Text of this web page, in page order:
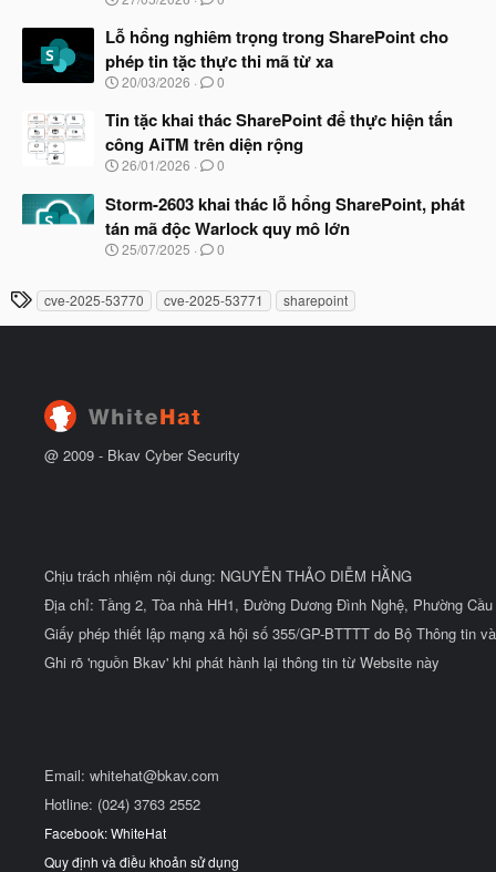
đ
ầ
u
à
b
ắ
đ
ầ
u
Lỗ hổng nghiêm trọng trong SharePoint cho
phép tin tặc thực thi mã từ xa
N
à
b
ắ
đ
ầ
u
20/03/2026 0
Tin tặc khai thác SharePoint để thực hiện tấn
công AiTM trên diện rộng
N
à
b
ắ
đ
ầ
u
26/01/2026 0
Storm-2603 khai thác lỗ hổng SharePoint, phát
tán mã độc Warlock quy mô lớn
N
y
u
25/07/2025 0
T
h
cve-2025-53770 cve-2025-53771 sharepoint
@ 2009 - Bkav Cyber Security
Chịu trách nhiệm nội dung: NGUYỄN THẢO DIỄM HẰNG
Địa chỉ: Tầng 2, Tòa nhà HH1, Đường Dương Đình Nghệ, Phường
Giấy phép thiết lập mạng xã hội số 355/GP-BTTTT do Bộ Thông tin
Ghi rõ 'nguồn Bkav' khi phát hành lại thông tin từ Website này
Email: whitehat@bkav.com
Hotline: (024) 3763 2552
Facebook: WhiteHat
Quy định và điều khoản sử dụng